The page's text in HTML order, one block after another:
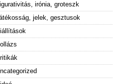
irónia, groteszk
jelek, gesztusok